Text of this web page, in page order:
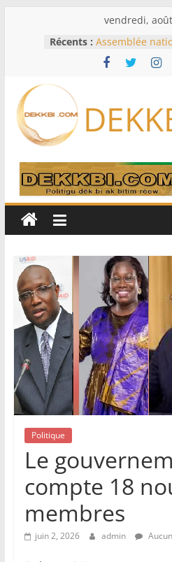
vendredi,
Récents : Assemblée
extraordinaire:
d’enquête à
Bénin: Patrice
du Sénat,
Pakistan et la
accord de
RD Congo:
exportations
production
Politique
Le
compte 18
membres
juin 2, 2026 admin